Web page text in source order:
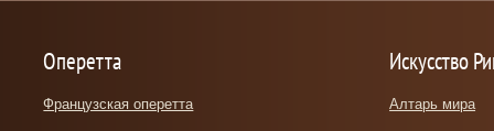
Оперетта
Французская оперетта
Искусство
Алтарь мира